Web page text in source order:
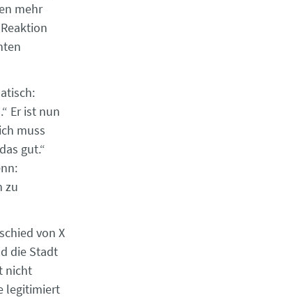
mehr
Er ist nun
muss
gut.“
zu
von X
die Stadt
nicht
legitimiert